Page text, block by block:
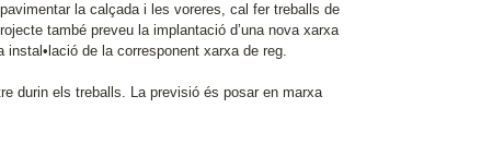
la calçada i les voreres, cal fer treballs de
també preveu la implantació d’una nova xarxa
instal•lació de la corresponent xarxa de reg.
durin els treballs. La previsió és posar en marxa